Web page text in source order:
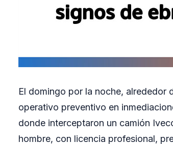
El domingo por la noche, alrededor
operativo preventivo en
donde interceptaron un camión
hombre, con licencia profesional,